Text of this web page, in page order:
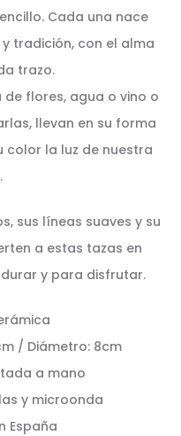
Cada una nace
tradición, con el alma
trazo.
flores, agua o vino o
llevan en su forma
color la luz de nuestra
sus líneas suaves y su
a estas tazas en
y para disfrutar.
/ Diámetro: 8cm
a mano
y microonda
España